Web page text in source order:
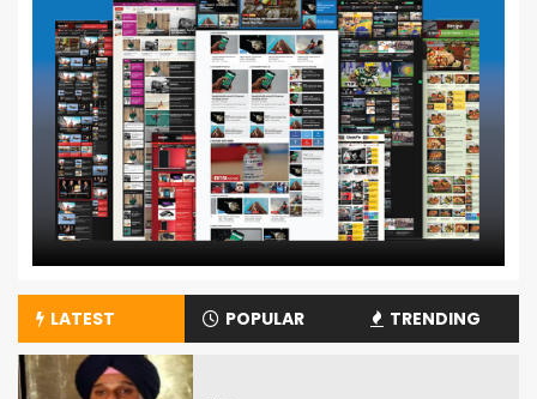
LATEST POPULAR TRENDING